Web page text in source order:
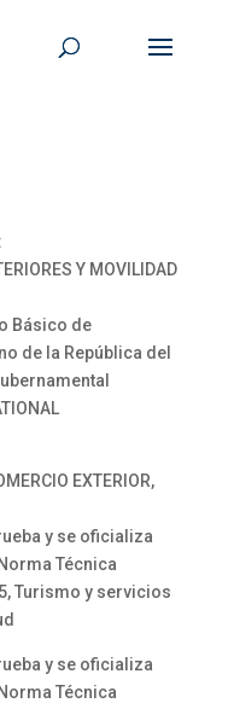
Y MOVILIDAD
Básico de
de la República del
EXTERIOR,
y se oficializa
Técnica
Turismo y servicios
y se oficializa
Técnica